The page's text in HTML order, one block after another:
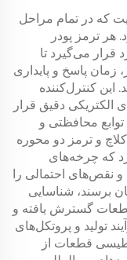
که در تمام مراحل
هر ترمز پودر
می‌گیرد تا
پاسخ و پایداری
این کنترل‌کننده
الکتریکی دقیق قرار
محافظتی و
کلاچ و ترمز دو محوره
که چرخه‌های
نقص‌های احتمالی را
برسند، شناسایی
گسترش یافته و
تولید و پروتکل‌های
قطعات از